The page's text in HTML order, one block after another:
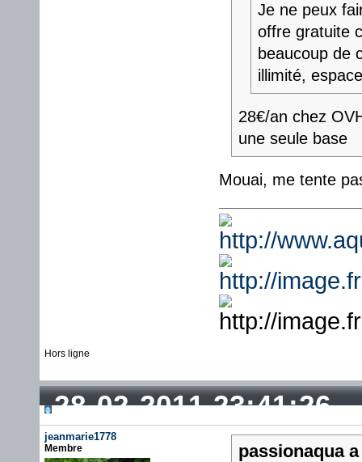
Je ne peux
offre gratuite
beaucoup de
illimité,
28€/an chez
une seule base
Mouai, me tente
Hors ligne
28-02-2011 23:41:26
jeanmarie1778
Membre
passionaqua